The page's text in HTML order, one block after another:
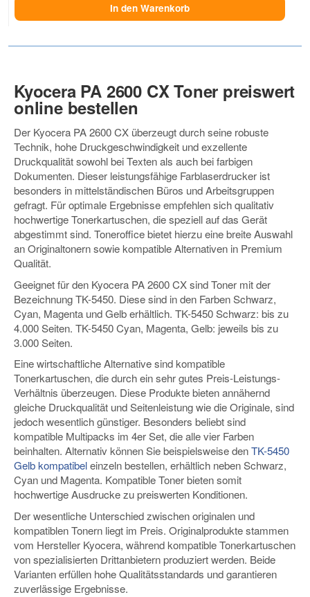
In den Warenkorb
Kyocera PA 2600 CX Toner preiswert
online bestellen
Der Kyocera PA 2600 CX überzeugt durch seine robuste
Technik, hohe Druckgeschwindigkeit und exzellente
Druckqualität sowohl bei Texten als auch bei farbigen
Dokumenten. Dieser leistungsfähige Farblaserdrucker ist
besonders in mittelständischen Büros und Arbeitsgruppen
gefragt. Für optimale Ergebnisse empfehlen sich qualitativ
hochwertige Tonerkartuschen, die speziell auf das Gerät
abgestimmt sind. Toneroffice bietet hierzu eine breite Auswahl
an Originaltonern sowie kompatible Alternativen in Premium
Qualität.
Geeignet für den Kyocera PA 2600 CX sind Toner mit der
Bezeichnung TK-5450. Diese sind in den Farben Schwarz,
Cyan, Magenta und Gelb erhältlich. TK-5450 Schwarz: bis zu
4.000 Seiten. TK-5450 Cyan, Magenta, Gelb: jeweils bis zu
3.000 Seiten.
Eine wirtschaftliche Alternative sind kompatible
Tonerkartuschen, die durch ein sehr gutes Preis-Leistungs-
Verhältnis überzeugen. Diese Produkte bieten annähernd
gleiche Druckqualität und Seitenleistung wie die Originale, sind
jedoch wesentlich günstiger. Besonders beliebt sind
kompatible Multipacks im 4er Set, die alle vier Farben
beinhalten. Alternativ können Sie beispielsweise denTK-5450
Gelb kompatibeleinzeln bestellen, erhältlich neben Schwarz,
Cyan und Magenta. Kompatible Toner bieten somit
hochwertige Ausdrucke zu preiswerten Konditionen.
Der wesentliche Unterschied zwischen originalen und
kompatiblen Tonern liegt im Preis. Originalprodukte stammen
vom Hersteller Kyocera, während kompatible Tonerkartuschen
von spezialisierten Drittanbietern produziert werden. Beide
Varianten erfüllen hohe Qualitätsstandards und garantieren
zuverlässige Ergebnisse.